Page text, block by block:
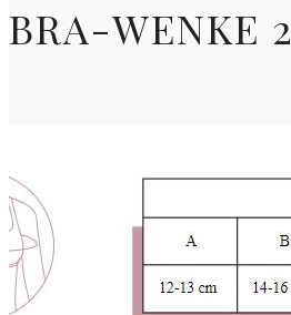
BRA-WENKE 2